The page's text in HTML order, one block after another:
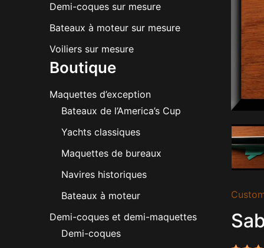
Demi-coques sur mesure
Bateaux à moteur sur mesure
Voiliers sur mesure
Boutique
Maquettes d’exception
Bateaux de l’America’s Cup
Yachts classiques
Maquettes de bureaux
Navires historiques
Bateaux à moteur
Demi-coques et demi-maquettes
Demi-coques